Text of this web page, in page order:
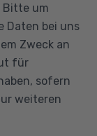
Bitte um
Daten bei uns
Zweck an
für
sofern
weiteren